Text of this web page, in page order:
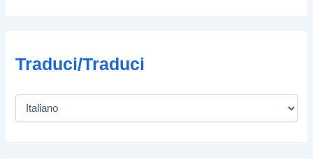
Traduci/Traduci